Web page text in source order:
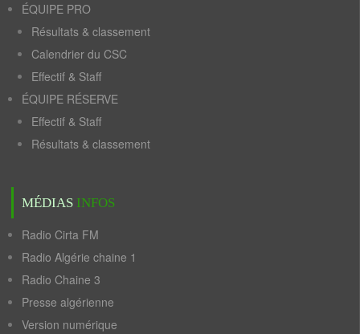
ÉQUIPE PRO
Résultats & classement
Calendrier du CSC
Effectif & Staff
ÉQUIPE RÉSERVE
Effectif & Staff
Résultats & classement
MÉDIAS INFOS
Radio Cirta FM
Radio Algérie chaine 1
Radio Chaine 3
Presse algérienne
Version numérique